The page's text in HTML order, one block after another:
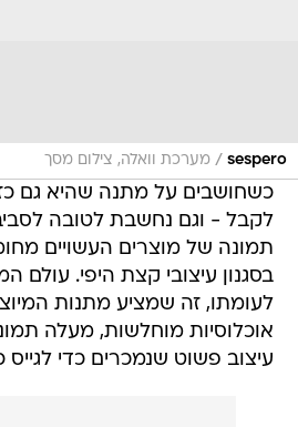
sespero
/ מערכת וואלה, צילום מסך
כשחושבים על מתנה שהיא גם
לקבל - וגם נחשבת לטובה
תמונה של מוצרים העשויים
בסגנון עיצובי קצת היפי. עולם
לעומתו, זה שמציע מתנות
אוכלוסיות מוחלשות, מעלה
עיצוב פשוט שנמכרים כדי לגייס